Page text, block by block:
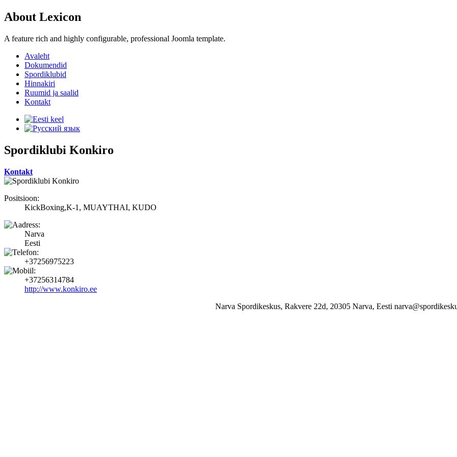
About Lexicon
A feature rich and highly configurable, professional Joomla template.
Avaleht
Dokumendid
Spordiklubid
Hinnakiri
Ruumid ja saalid
Kontakt
Spordiklubi Konkiro
Kontakt
Positsioon:
KickBoxing,K-1, MUAYTHAI, KUDO
Narva
Eesti
+37256975223
+37256314784
http://www.konkiro.ee
Narva Spordikeskus, Rakvere 22d, 20305 Narva, Eesti